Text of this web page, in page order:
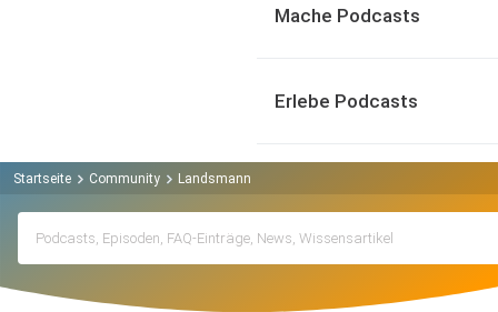
Mache Podcasts
Erlebe Podcasts
Startseite Community Landsmann